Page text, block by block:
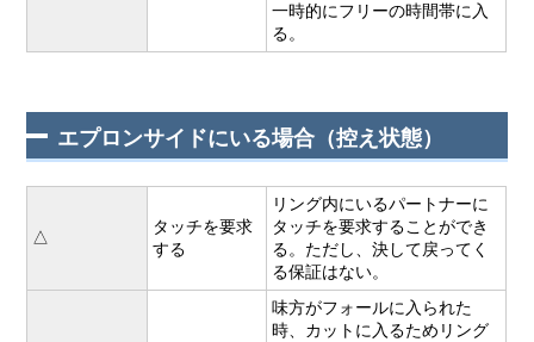
一時的にフリーの時間帯に入
る。
エプロンサイドにいる場合（控え状態）
△
タッチを要求
する
リング内にいるパートナーに
タッチを要求することができ
る。ただし、決して戻ってく
る保証はない。
味方がフォールに入られた
時、カットに入るためリング